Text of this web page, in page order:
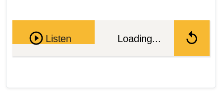
Pause
Listen Loading...